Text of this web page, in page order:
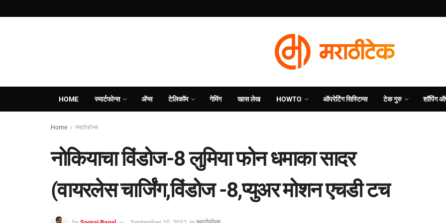
HOME स्मार्टफोन्स ॲप्स टेलिकॉम गेमिंग खास लेख HOWTO ऑपरेटिंग सिस्टिम्स टेक गुरु शॉपिंग
Home स्मार्टफोन्स
नोकियाचा विंडोज-8 लुमिया फोन धमाका सादर
(वायरलेस चार्जिंग,विंडोज -8,प्युअर मोशन एचडी टच